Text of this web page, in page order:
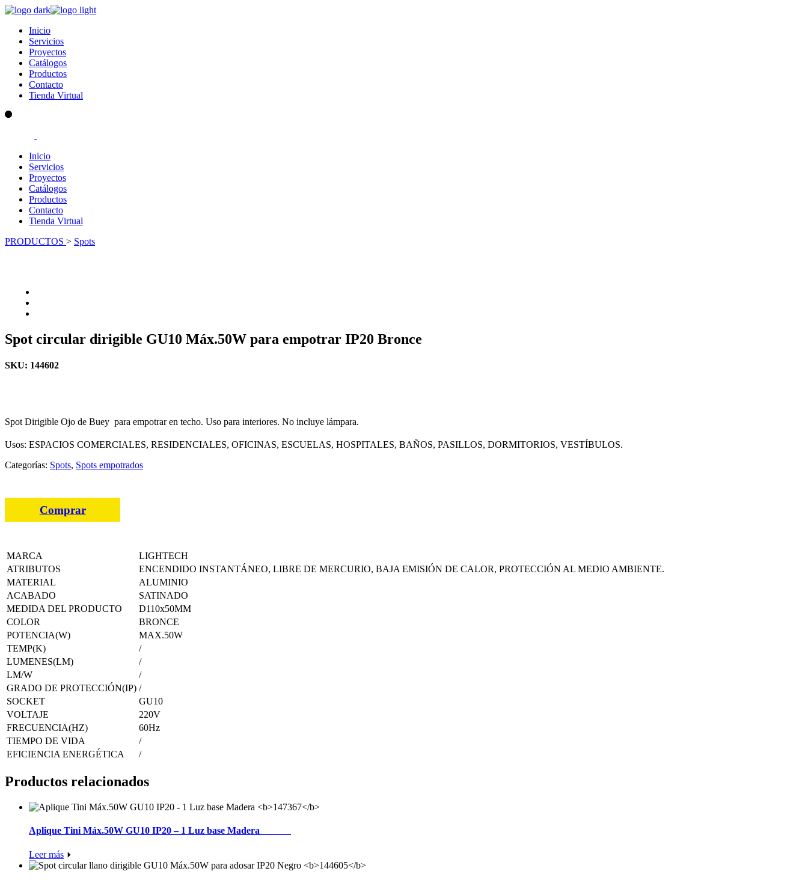
Skip
content
Inicio
Servicios
Proyectos
Catálogos
Productos
Contacto
Tienda Virtual
Inicio
Servicios
Proyectos
Catálogos
Productos
Contacto
Tienda Virtual
PRODUCTOS > Spots
Spot circular dirigible GU10 Máx.50W para empotrar IP20 Bronce
SKU: 144602
Spot Dirigible Ojo de Buey para empotrar en techo. Uso para interiores. No incluye lámpara.
Usos: ESPACIOS COMERCIALES, RESIDENCIALES, OFICINAS, ESCUELAS, HOSPITALES, BAÑOS, PASILLOS, DORMITORIOS, VESTÍBULOS.
Spots, Spots empotrados
Comprar
MARCA
LIGHTECH
ATRIBUTOS
ENCENDIDO INSTANTÁNEO, LIBRE DE MERCURIO, BAJA EMISIÓN DE CALOR, PROTECCIÓN AL MEDIO AMBIENTE.
MATERIAL
ALUMINIO
ACABADO
SATINADO
MEDIDA DEL PRODUCTO
D110x50MM
COLOR
BRONCE
POTENCIA(W)
MAX.50W
TEMP(K)
/
LUMENES(LM)
/
LM/W
/
GRADO DE PROTECCIÓN(IP) /
SOCKET
GU10
VOLTAJE
220V
FRECUENCIA(HZ)
60Hz
TIEMPO DE VIDA
/
EFICIENCIA ENERGÉTICA
/
Productos relacionados
Aplique Tini Máx.50W GU10 IP20 – 1 Luz base Madera
Leer más